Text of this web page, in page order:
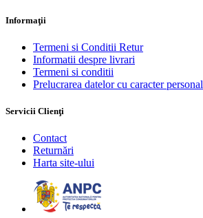
Informaţii
Termeni si Conditii Retur
Informatii despre livrari
Termeni si conditii
Prelucrarea datelor cu caracter personal
Servicii Clienţi
Contact
Returnări
Harta site-ului